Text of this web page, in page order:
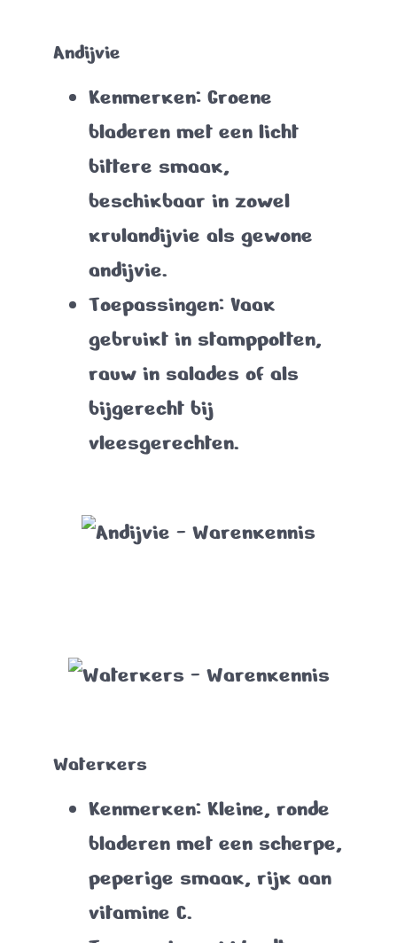
Andijvie
Kenmerken: Groene
bladeren met een licht
bittere smaak,
beschikbaar in zowel
krulandijvie als gewone
andijvie.
Toepassingen: Vaak
gebruikt in stamppotten,
rauw in salades of als
bijgerecht bij
vleesgerechten.
Waterkers
Kenmerken: Kleine, ronde
bladeren met een scherpe,
peperige smaak, rijk aan
vitamine C.